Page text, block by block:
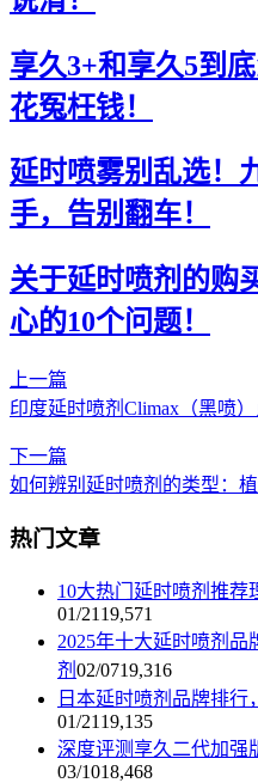
享久3+和享久5到
花冤枉钱！
延时喷雾别乱选！
手，告别翻车！
关于延时喷剂的购
心的10个问题！
上一篇
印度延时喷剂Climax（黑喷
下一篇
如何辨别延时喷剂的类型：
热门文章
10大热门延时喷剂推荐
01/21 19,571
2025年十大延时喷剂
剂 02/0719,316
日本延时喷剂品牌排行
01/21 19,135
深度评测享久二代加强
03/1018,468